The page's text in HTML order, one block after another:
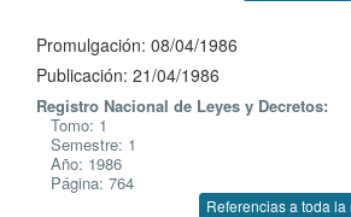
Promulgación: 08/04/1986
Publicación: 21/04/1986
Registro Nacional de Leyes y Decretos:
Tomo: 1
Semestre: 1
Año: 1986
Página: 764
Referencias a toda la